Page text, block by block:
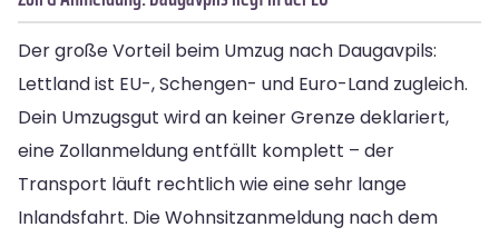
Der große Vorteil beim Umzug nach Daugavpils:
Lettland ist EU-, Schengen- und Euro-Land zugleich.
Dein Umzugsgut wird an keiner Grenze deklariert,
eine Zollanmeldung entfällt komplett – der
Transport läuft rechtlich wie eine sehr lange
Inlandsfahrt. Die Wohnsitzanmeldung nach dem